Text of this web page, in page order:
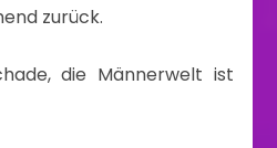
zurück.
die Männerwelt ist